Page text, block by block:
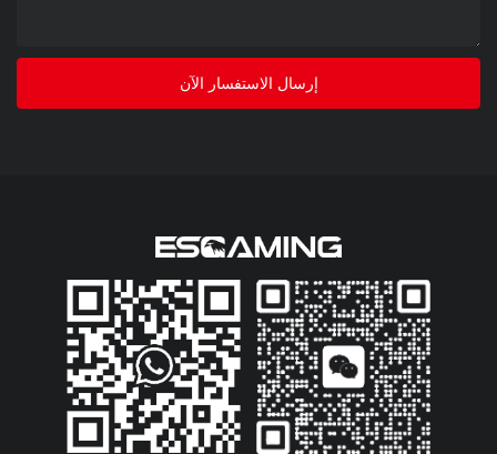
إرسال الاستفسار الآن